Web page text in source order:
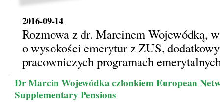
2016-09-14
Rozmowa z dr. Marcinem Wojewódką,
o wysokości emerytur z ZUS,
pracowniczych programach
Dr Marcin Wojewódka członkiem European
Supplementary Pensions